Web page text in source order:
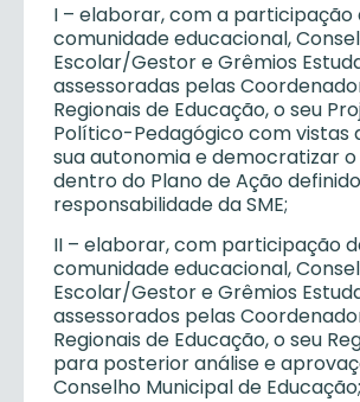
I – elaborar, com a participação
comunidade educacional,
Escolar/Gestor e Grêmios
assessoradas pelas
Regionais de Educação, o seu
Político-Pedagógico com vistas
sua autonomia e democratizar o
dentro do Plano de Ação
responsabilidade da SME;
II – elaborar, com participação
comunidade educacional,
Escolar/Gestor e Grêmios
assessorados pelas
Regionais de Educação, o seu
para posterior análise e
Conselho Municipal de Educação;